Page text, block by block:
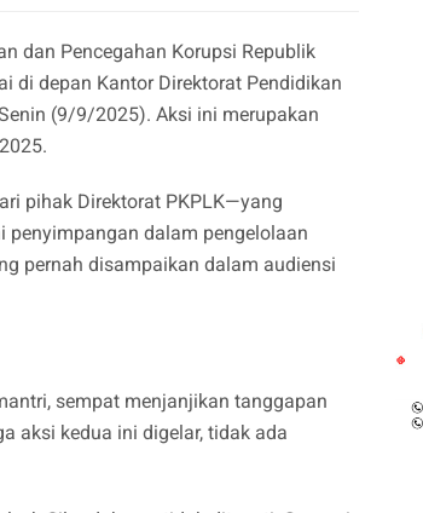
dan Pencegahan Korupsi Republik
di depan Kantor Direktorat Pendidikan
(9/9/2025). Aksi ini merupakan
pihak Direktorat PKPLK—yang
penyimpangan dalam pengelolaan
pernah disampaikan dalam audiensi
sempat menjanjikan tanggapan
aksi kedua ini digelar, tidak ada